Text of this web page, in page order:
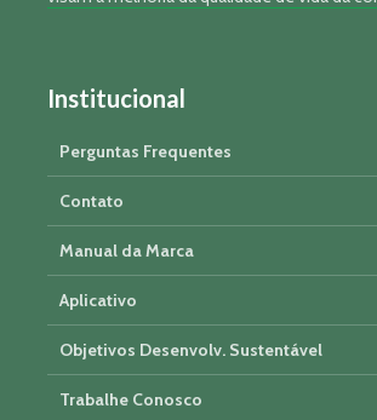
Institucional
Perguntas Frequentes
Contato
Manual da Marca
Aplicativo
Objetivos Desenvolv. Sustentável
Trabalhe Conosco